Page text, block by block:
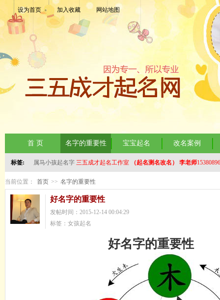
设为首页 加入收藏 网站地图
首 页 名字的重要性 宝宝起名 改名案例
标签: 属马小孩起名字 三五成才起名工作室 （起名测名改名） 李老师
当前位置： 首页 >> 名字的重要性
好名字的重要性
发帖时间：2015-12-14 00:04:29
标签：女孩起名
好名字的重要性